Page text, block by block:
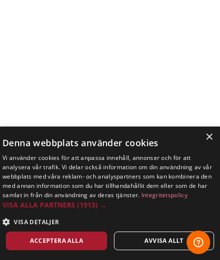
×
Denna webbplats använder cookies
Vi använder cookies för att anpassa innehåll, annonser och för att
analysera vår trafik. Vi delar också information om din användning av vår
webbplats med våra reklam- och analyspartners som kan kombinera den
med annan information som du har tillhandahållit dem eller som de har
samlat in från din användning av deras tjänster. Integritetspolicy
VISA ALLA PARTNERS (1913) →
VISA DETALJER
ACCEPTERA ALLA AVVISA ALLT